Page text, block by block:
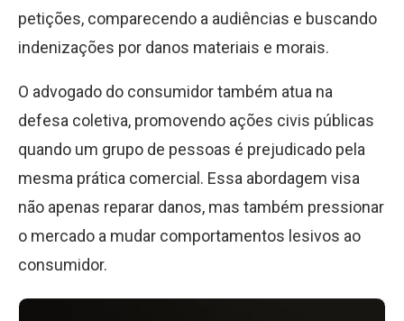
petições, comparecendo a audiências e buscando
indenizações por danos materiais e morais.
O advogado do consumidor também atua na
defesa coletiva, promovendo ações civis públicas
quando um grupo de pessoas é prejudicado pela
mesma prática comercial. Essa abordagem visa
não apenas reparar danos, mas também pressionar
o mercado a mudar comportamentos lesivos ao
consumidor.